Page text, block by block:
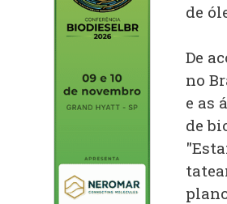
de
De
no
e as
de